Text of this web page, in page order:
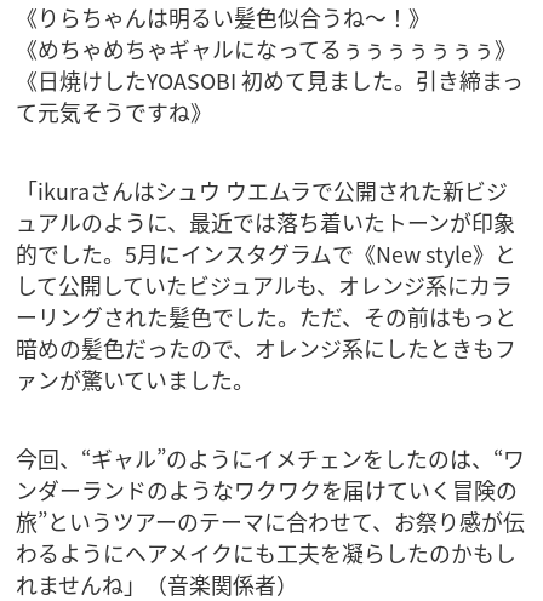
《りらちゃんは明るい髪色似合うね～！》
《めちゃめちゃギャルになってるぅぅぅぅぅぅぅ》
《日焼けしたYOASOBI 初めて見ました。引き締まっ
て元気そうですね》
「ikuraさんはシュウ ウエムラで公開された新ビジ
ュアルのように、最近では落ち着いたトーンが印象
的でした。5月にインスタグラムで《New style》と
して公開していたビジュアルも、オレンジ系にカラ
ーリングされた髪色でした。ただ、その前はもっと
暗めの髪色だったので、オレンジ系にしたときもフ
ァンが驚いていました。
今回、“ギャル”のようにイメチェンをしたのは、“ワ
ンダーランドのようなワクワクを届けていく冒険の
旅”というツアーのテーマに合わせて、お祭り感が伝
わるようにヘアメイクにも工夫を凝らしたのかもし
れませんね」（音楽関係者）